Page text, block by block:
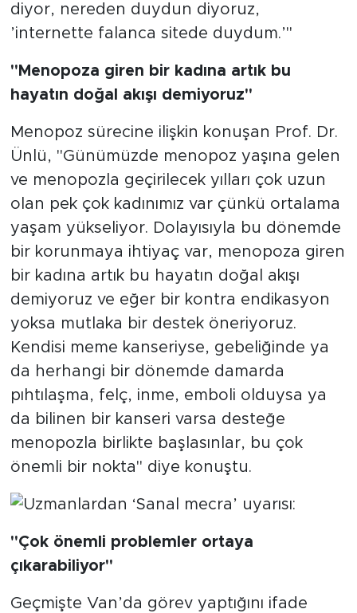
diyor, nereden duydun diyoruz,
’internette falanca sitede duydum.’"
"Menopoza giren bir kadına artık bu
hayatın doğal akışı demiyoruz"
Menopoz sürecine ilişkin konuşan Prof. Dr.
Ünlü, "Günümüzde menopoz yaşına gelen
ve menopozla geçirilecek yılları çok uzun
olan pek çok kadınımız var çünkü ortalama
yaşam yükseliyor. Dolayısıyla bu dönemde
bir korunmaya ihtiyaç var, menopoza giren
bir kadına artık bu hayatın doğal akışı
demiyoruz ve eğer bir kontra endikasyon
yoksa mutlaka bir destek öneriyoruz.
Kendisi meme kanseriyse, gebeliğinde ya
da herhangi bir dönemde damarda
pıhtılaşma, felç, inme, emboli olduysa ya
da bilinen bir kanseri varsa desteğe
menopozla birlikte başlasınlar, bu çok
önemli bir nokta" diye konuştu.
"Çok önemli problemler ortaya
çıkarabiliyor"
Geçmişte Van’da görev yaptığını ifade